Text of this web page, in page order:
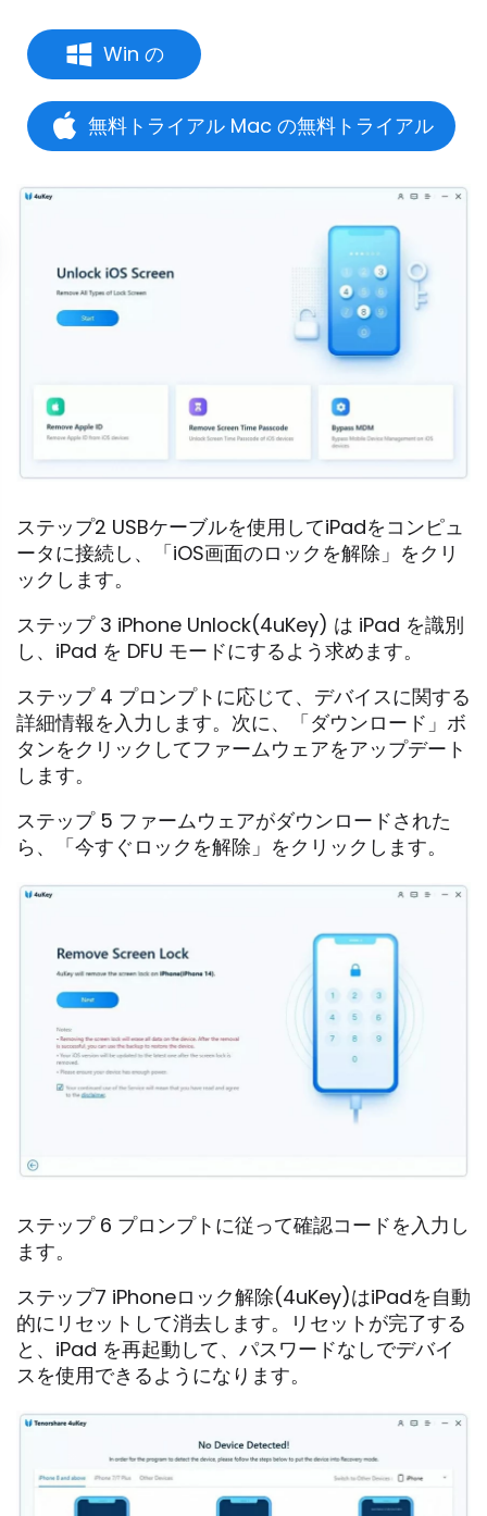
Win の
無料トライアル Mac の無料トライアル
ステップ2 USBケーブルを使用してiPadをコンピュ
ータに接続し、「iOS画面のロックを解除」をクリ
ックします。
ステップ 3 iPhone Unlock(4uKey) は iPad を識別
し、iPad を DFU モードにするよう求めます。
ステップ 4 プロンプトに応じて、デバイスに関する
詳細情報を入力します。次に、「ダウンロード」ボ
タンをクリックしてファームウェアをアップデート
します。
ステップ 5 ファームウェアがダウンロードされた
ら、「今すぐロックを解除」をクリックします。
ステップ 6 プロンプトに従って確認コードを入力し
ます。
ステップ7 iPhoneロック解除(4uKey)はiPadを自動
的にリセットして消去します。リセットが完了する
と、iPad を再起動して、パスワードなしでデバイ
スを使用できるようになります。